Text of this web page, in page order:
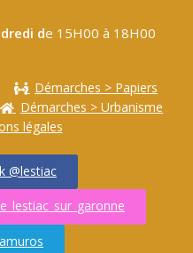
de 15H00 à 18H00
Démarches > Papiers
Démarches > Urbanisme
légales
@lestiac